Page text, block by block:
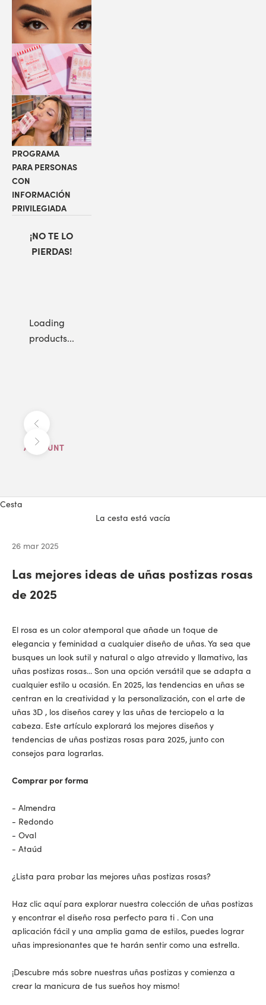
PROGRAMA
PARA PERSONAS
CON
INFORMACIÓN
PRIVILEGIADA
¡NO TE LO
PIERDAS!
Loading
products...
Siguiente
ACCOUNT
Cesta
La cesta está vacía
26 mar 2025
Las mejores ideas de uñas postizas rosas
de 2025
El rosa es un color atemporal que añade un toque de
elegancia y feminidad a cualquier diseño de uñas. Ya sea que
busques un look sutil y natural o algo atrevido y llamativo, las
uñas postizas rosas... Son una opción versátil que se adapta a
cualquier estilo u ocasión. En 2025, las tendencias en uñas se
centran en la creatividad y la personalización, con el arte de
uñas 3D , los diseños carey y las uñas de terciopelo a la
cabeza. Este artículo explorará los mejores diseños y
tendencias de uñas postizas rosas para 2025, junto con
consejos para lograrlas.
Comprar por forma
- Almendra
- Redondo
- Oval
- Ataúd
¿Lista para probar las mejores uñas postizas rosas?
Haz clic aquí para explorar nuestra colección de uñas postizas
y encontrar el diseño rosa perfecto para ti . Con una
aplicación fácil y una amplia gama de estilos, puedes lograr
uñas impresionantes que te harán sentir como una estrella.
¡Descubre más sobre nuestras uñas postizas y comienza a
crear la manicura de tus sueños hoy mismo!